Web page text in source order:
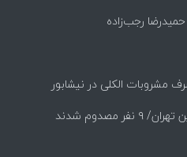
مصدوم شدند